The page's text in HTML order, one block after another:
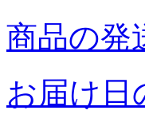
商品の発
お届け日